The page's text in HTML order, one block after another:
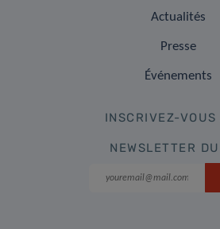
Actualités
Presse
Événements
INSCRIVEZ-
NEWSLETTER